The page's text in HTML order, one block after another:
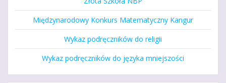
Międzynarodowy Konkurs Matematyczny Kangur
Wykaz podręczników do religii
Wykaz podręczników do języka mniejszości